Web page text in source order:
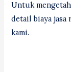
Untuk
detail biaya
kami.